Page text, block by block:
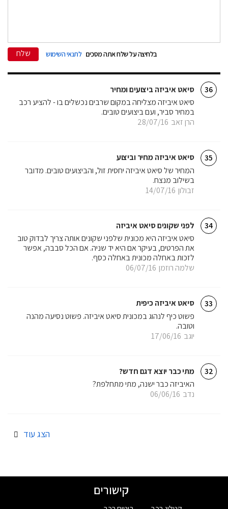
בלחיצה על שלח אתה מסכים לתנאי השימוש שלח
36 סיאט איביזה ביצועים ומחיר
הרן זאב 28/07/16
סיאט איביזה מצליחה במקום שרבים נכשלים בו - להציע רכב
במחיר סביר, ועם ביצועים טובים.
35 סיאט איביזה מחיר וביצוע
זבולון 14/07/16
המחיר של סיאט איביזה יחסית זול, והביצועים טובים. מדובר
בשילוב מנצח.
34 לפני שקונים סיאט איביזה
שלמה רוזמן 06/07/16
סיאט איביזה היא מכונית שלפני שקונים אותה צריך לבדוק טוב
את הפרטים, בעיקר אם היא יד שניה. אם הכל סבבה, אפשר
לזכות באחלה מכונית באחלה כסף.
33 סיאט איביזה כיפית
יוגב 17/06/16
פשוט כיף לנהוג במכונית סיאט איביזה. פשוט נסיעה מהנה
וטובה.
32 מתי כבר יוצא דגם חדש?
נדב 06/06/16
האיביזה כבר ישנה, מתי מתחלפת?
הצג עוד
קישורים